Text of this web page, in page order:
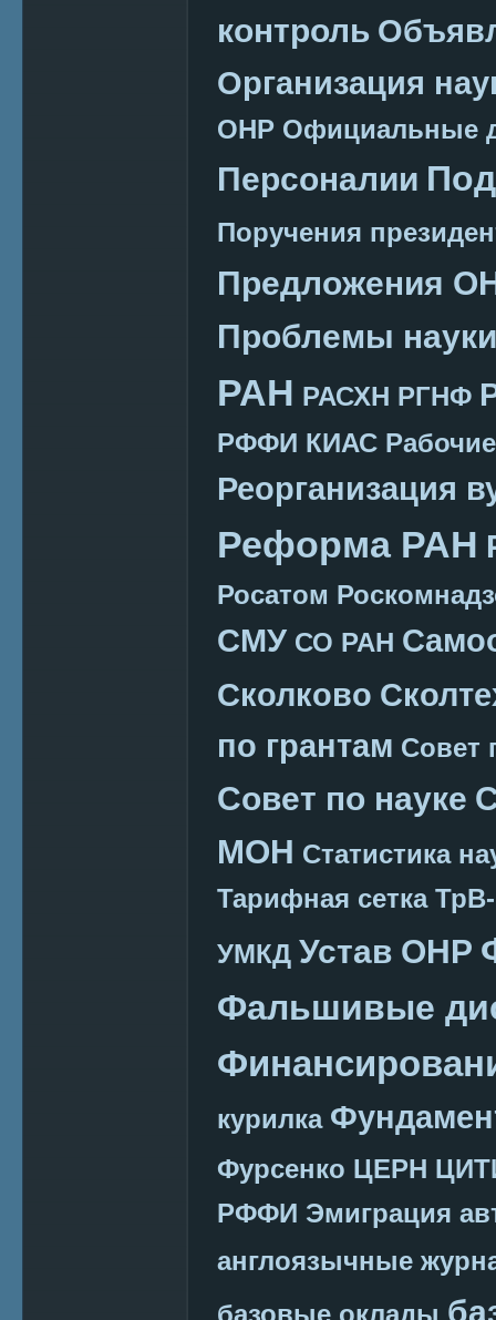
контроль
Организация
ОНР Официальные
Персоналии
Поручения
Предложения
Проблемы науки
РАН РАСХН РГНФ
РФФИ КИАС
Реорганизация
Реформа РАН
Росатом
СМУ СО РАН
Сколково
по грантам Совет
Совет по науке
МОН Статистика
Тарифная сетка
УМКД Устав ОНР
Фальшивые
курилка
Фурсенко ЦЕРН
РФФИ Эмиграция
англоязычные
базовые оклады